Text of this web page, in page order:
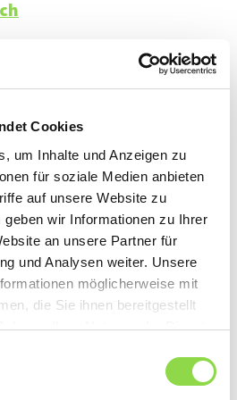
Cookies
um Inhalte und Anzeigen zu
für soziale Medien anbieten
auf unsere Website zu
wir Informationen zu Ihrer
an unsere Partner für
und Analysen weiter. Unsere
möglicherweise mit
die Sie ihnen bereitgestellt
Ihrer Nutzung der Dienste
aroma
alle erbe aromatiche
c’è da